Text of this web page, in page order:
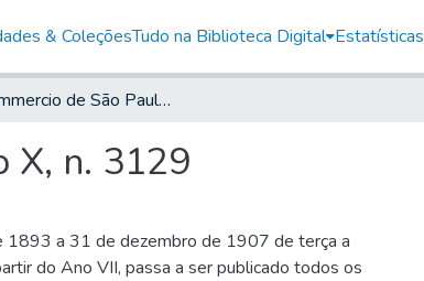
& ColeçõesTudo na Biblioteca Digital Estatísticas
O Commercio de São Paulo, 1902, Ano X, n. 3129
X, n. 3129
1893 a 31 de dezembro de 1907 de terça a
do Ano VII, passa a ser publicado todos os